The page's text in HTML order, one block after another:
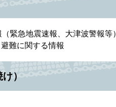
緊急地震速報、大津波警報等）
難に関する情報
）